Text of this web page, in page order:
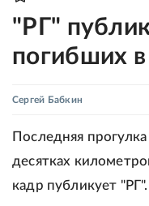
"РГ"
погибших
Сергей Бабкин
Последняя
десятках
кадр публикует "РГ".